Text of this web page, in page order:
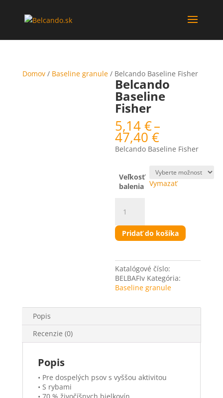
Domov/ Baseline granule/ Belcando Baseline Fisher
Belcando
Baseline
Fisher
5,14€–
47,40€Price
range:
5,14 €
47,40 €
Belcando Baseline Fisher
Veľkosť
balenia Vymazať
Belcando
Fisher
Pridať do košíka
Katalógové číslo:
BELBAFIv Kategória:
Baseline granule
Popis
Recenzie (0)
Popis
• Pre dospelých psov s vyššou aktivitou
• S rybami